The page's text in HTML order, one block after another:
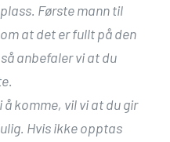
Første mann til
at det er fullt på den
anbefaler vi at du
komme, vil vi at du gir
Hvis ikke opptas